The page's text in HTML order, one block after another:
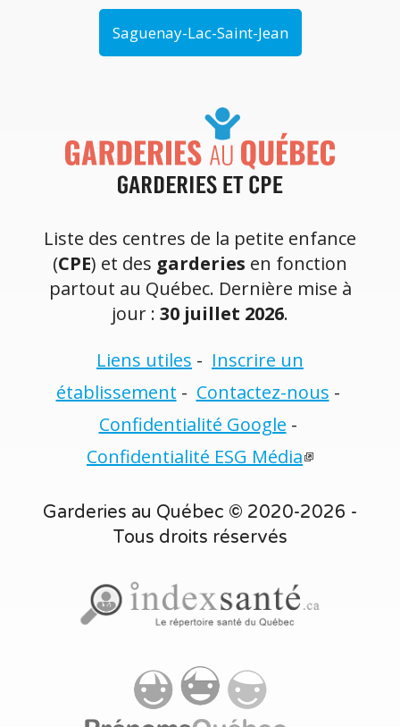
Saguenay-Lac-Saint-Jean
Liste des centres de la petite enfance
(CPE) et des garderies en fonction
partout au Québec. Dernière mise à
jour : 30 juillet 2026.
Liens utiles - Inscrire un
établissement - Contactez-nous -
Confidentialité Google -
Confidentialité ESG Média
Garderies au Québec © 2020-2026 -
Tous droits réservés